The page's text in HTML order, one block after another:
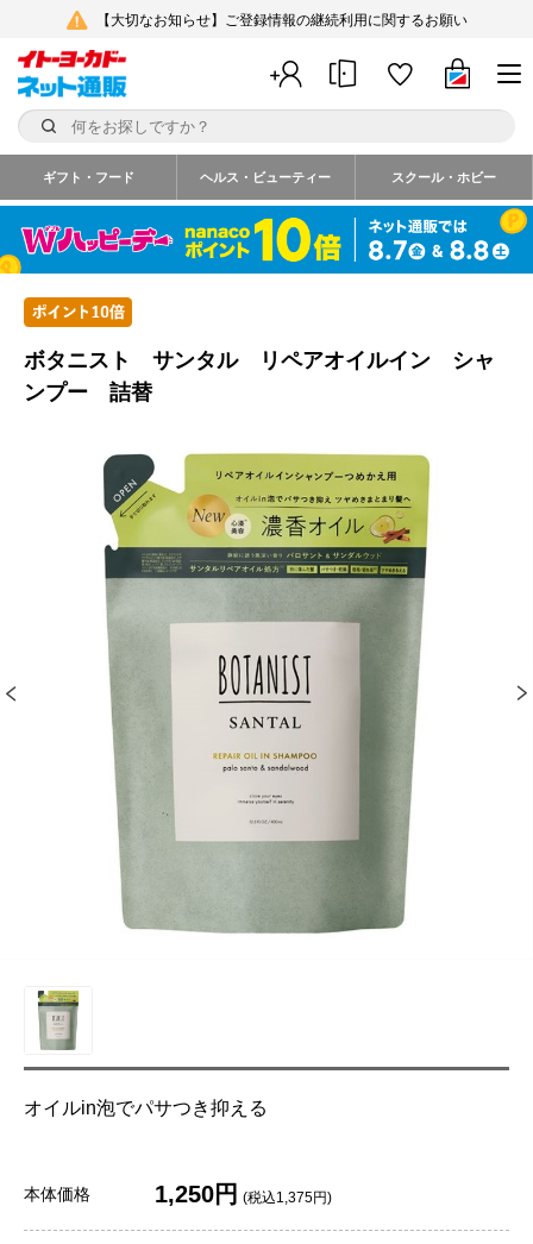
【大切なお知らせ】ご登録情報の継続利用に関するお願い
ギフト・フード ヘルス・ビューティー スクール・ホビー
ボタニスト サンタル リペアオイルイン シャ
ンプー 詰替
オイルin泡でパサつき抑える
本体価格 1,250円 (税込1,375円)